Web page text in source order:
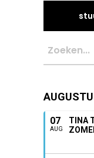
07
AUG
TINA